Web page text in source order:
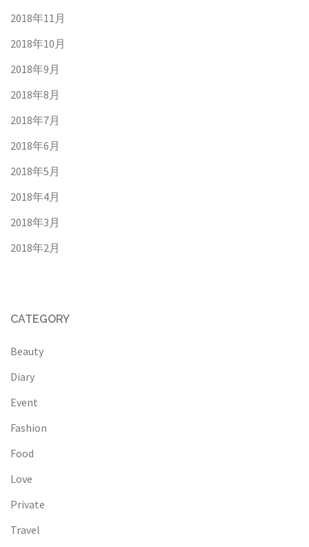
2018年11月
2018年10月
2018年9月
2018年8月
2018年7月
2018年6月
2018年5月
2018年4月
2018年3月
2018年2月
CATEGORY
Beauty
Diary
Event
Fashion
Food
Love
Private
Travel